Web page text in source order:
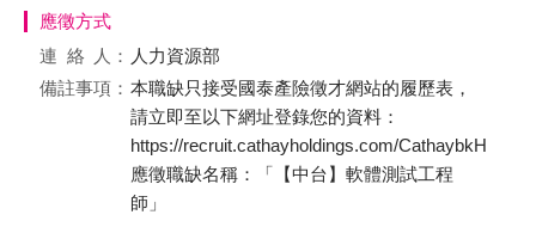
應徵方式
連絡
人： 人力資源部
備註事項： 本職缺只接受國泰產險徵才網站的履歷表，
請立即至以下網址登錄您的資料：
https://recruit.cathayholdings.com/CathaybkHR/
應徵職缺名稱：「【中台】軟體測試工程
師」